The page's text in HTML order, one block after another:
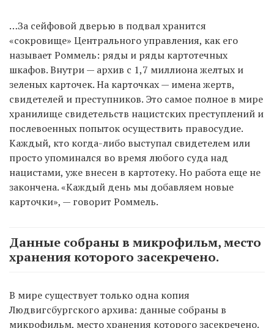
…За сейфовой дверью в подвал хранится
«сокровище» Центрального управления, как его
называет Роммель: ряды и ряды картотечных
шкафов. Внутри — архив с 1,7 миллиона желтых и
зеленых карточек. На карточках — имена жертв,
свидетелей и преступников. Это самое полное в мире
хранилище свидетельств нацистских преступлений и
послевоенных попыток осуществить правосудие.
Каждый, кто когда-либо выступал свидетелем или
просто упоминался во время любого суда над
нацистами, уже внесен в картотеку. Но работа еще не
закончена. «Каждый день мы добавляем новые
карточки», — говорит Роммель.
Данные собраны в микрофильм, место
хранения которого засекречено.
В мире существует только одна копия
Людвигсбургского архива: данные собраны в
микрофильм, место хранения которого засекречено.